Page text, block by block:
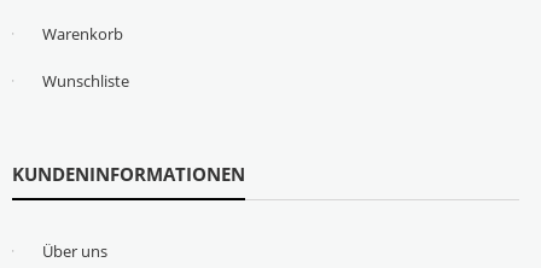
Warenkorb
Wunschliste
KUNDENINFORMATIONEN
Über uns